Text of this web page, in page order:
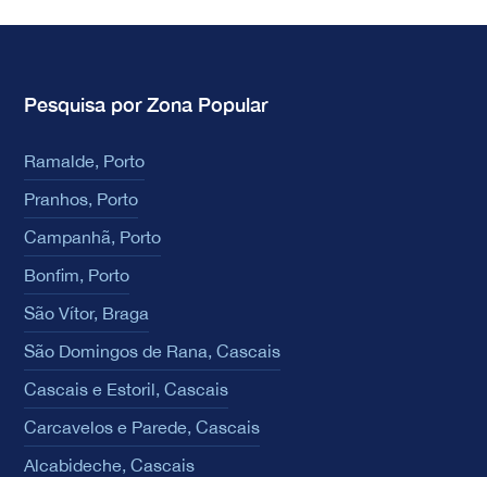
Pesquisa por Zona Popular
Ramalde, Porto
Pranhos, Porto
Campanhã, Porto
Bonfim, Porto
São Vítor, Braga
São Domingos de Rana, Cascais
Cascais e Estoril, Cascais
Carcavelos e Parede, Cascais
Alcabideche, Cascais